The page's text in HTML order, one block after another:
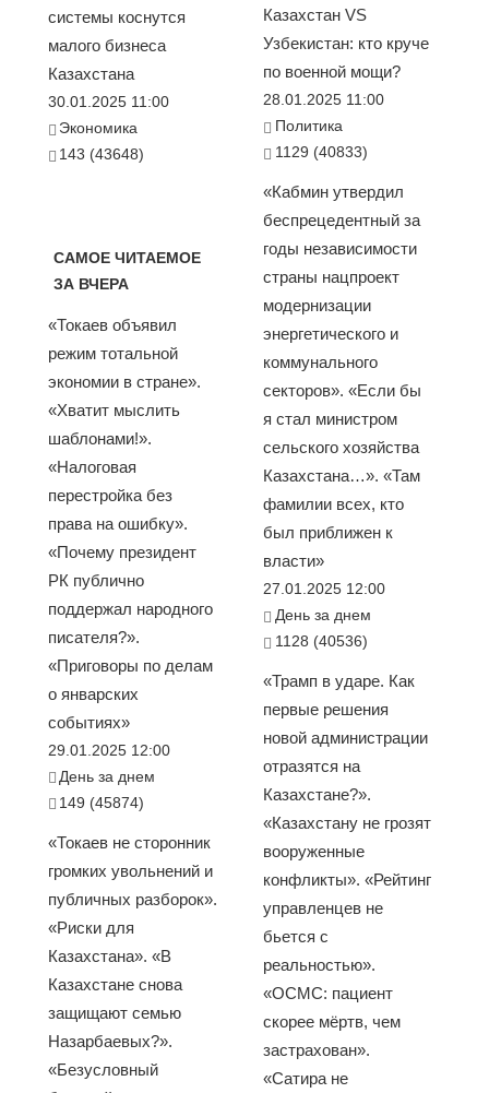
системы коснутся
малого бизнеса
Казахстана
30.01.2025 11:00
Экономика
143 (43648)
САМОЕ ЧИТАЕМОЕ
ЗА ВЧЕРА
«Токаев объявил
режим тотальной
экономии в стране».
«Хватит мыслить
шаблонами!».
«Налоговая
перестройка без
права на ошибку».
«Почему президент
РК публично
поддержал народного
писателя?».
«Приговоры по делам
о январских
событиях»
29.01.2025 12:00
День за днем
149 (45874)
«Токаев не сторонник
громких увольнений и
публичных разборок».
«Риски для
Казахстана». «В
Казахстане снова
защищают семью
Назарбаевых?».
«Безусловный
Казахстан VS
Узбекистан: кто круче
по военной мощи?
28.01.2025 11:00
Политика
1129 (40833)
«Кабмин утвердил
беспрецедентный за
годы независимости
страны нацпроект
модернизации
энергетического и
коммунального
секторов». «Если бы
я стал министром
сельского хозяйства
Казахстана…». «Там
фамилии всех, кто
был приближен к
власти»
27.01.2025 12:00
День за днем
1128 (40536)
«Трамп в ударе. Как
первые решения
новой администрации
отразятся на
Казахстане?».
«Казахстану не грозят
вооруженные
конфликты». «Рейтинг
управленцев не
бьется с
реальностью».
«ОСМС: пациент
скорее мёртв, чем
застрахован».
«Сатира не